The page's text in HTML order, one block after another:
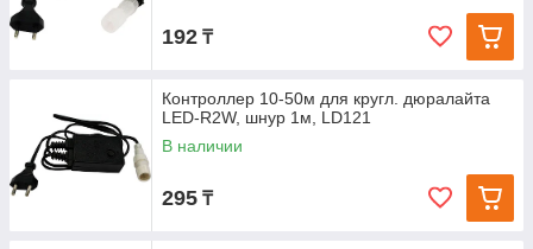
192 ₸
Контроллер 10-50м для кругл. дюралайта
LED-R2W, шнур 1м, LD121
В наличии
295 ₸